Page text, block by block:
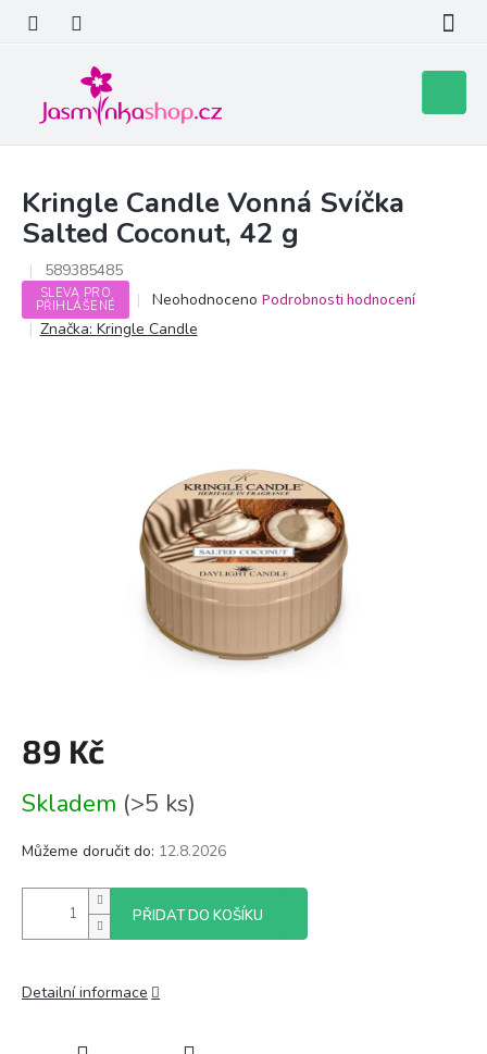
obsah
košík
Kringle Candle Vonná Svíčka
Salted Coconut, 42 g
589385485
SLEVA PRO
PŘIHLÁŠENÉ
Průměrné
hodnocení
produktu
Neohodnoceno Podrobnosti hodnocení
Značka: Kringle Candle
89 Kč
cena:
Skladem (>5 ks)
Můžeme doručit do: 12.8.2026
PŘIDAT DO KOŠÍKU
Detailní informace